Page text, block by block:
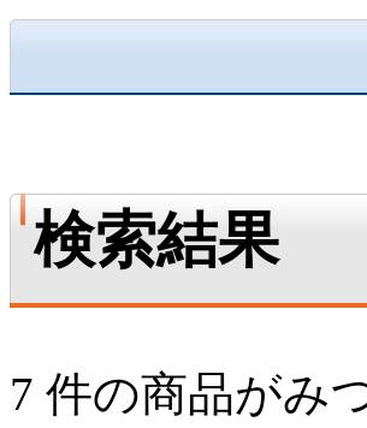
検索結果
7 件の商品がみ